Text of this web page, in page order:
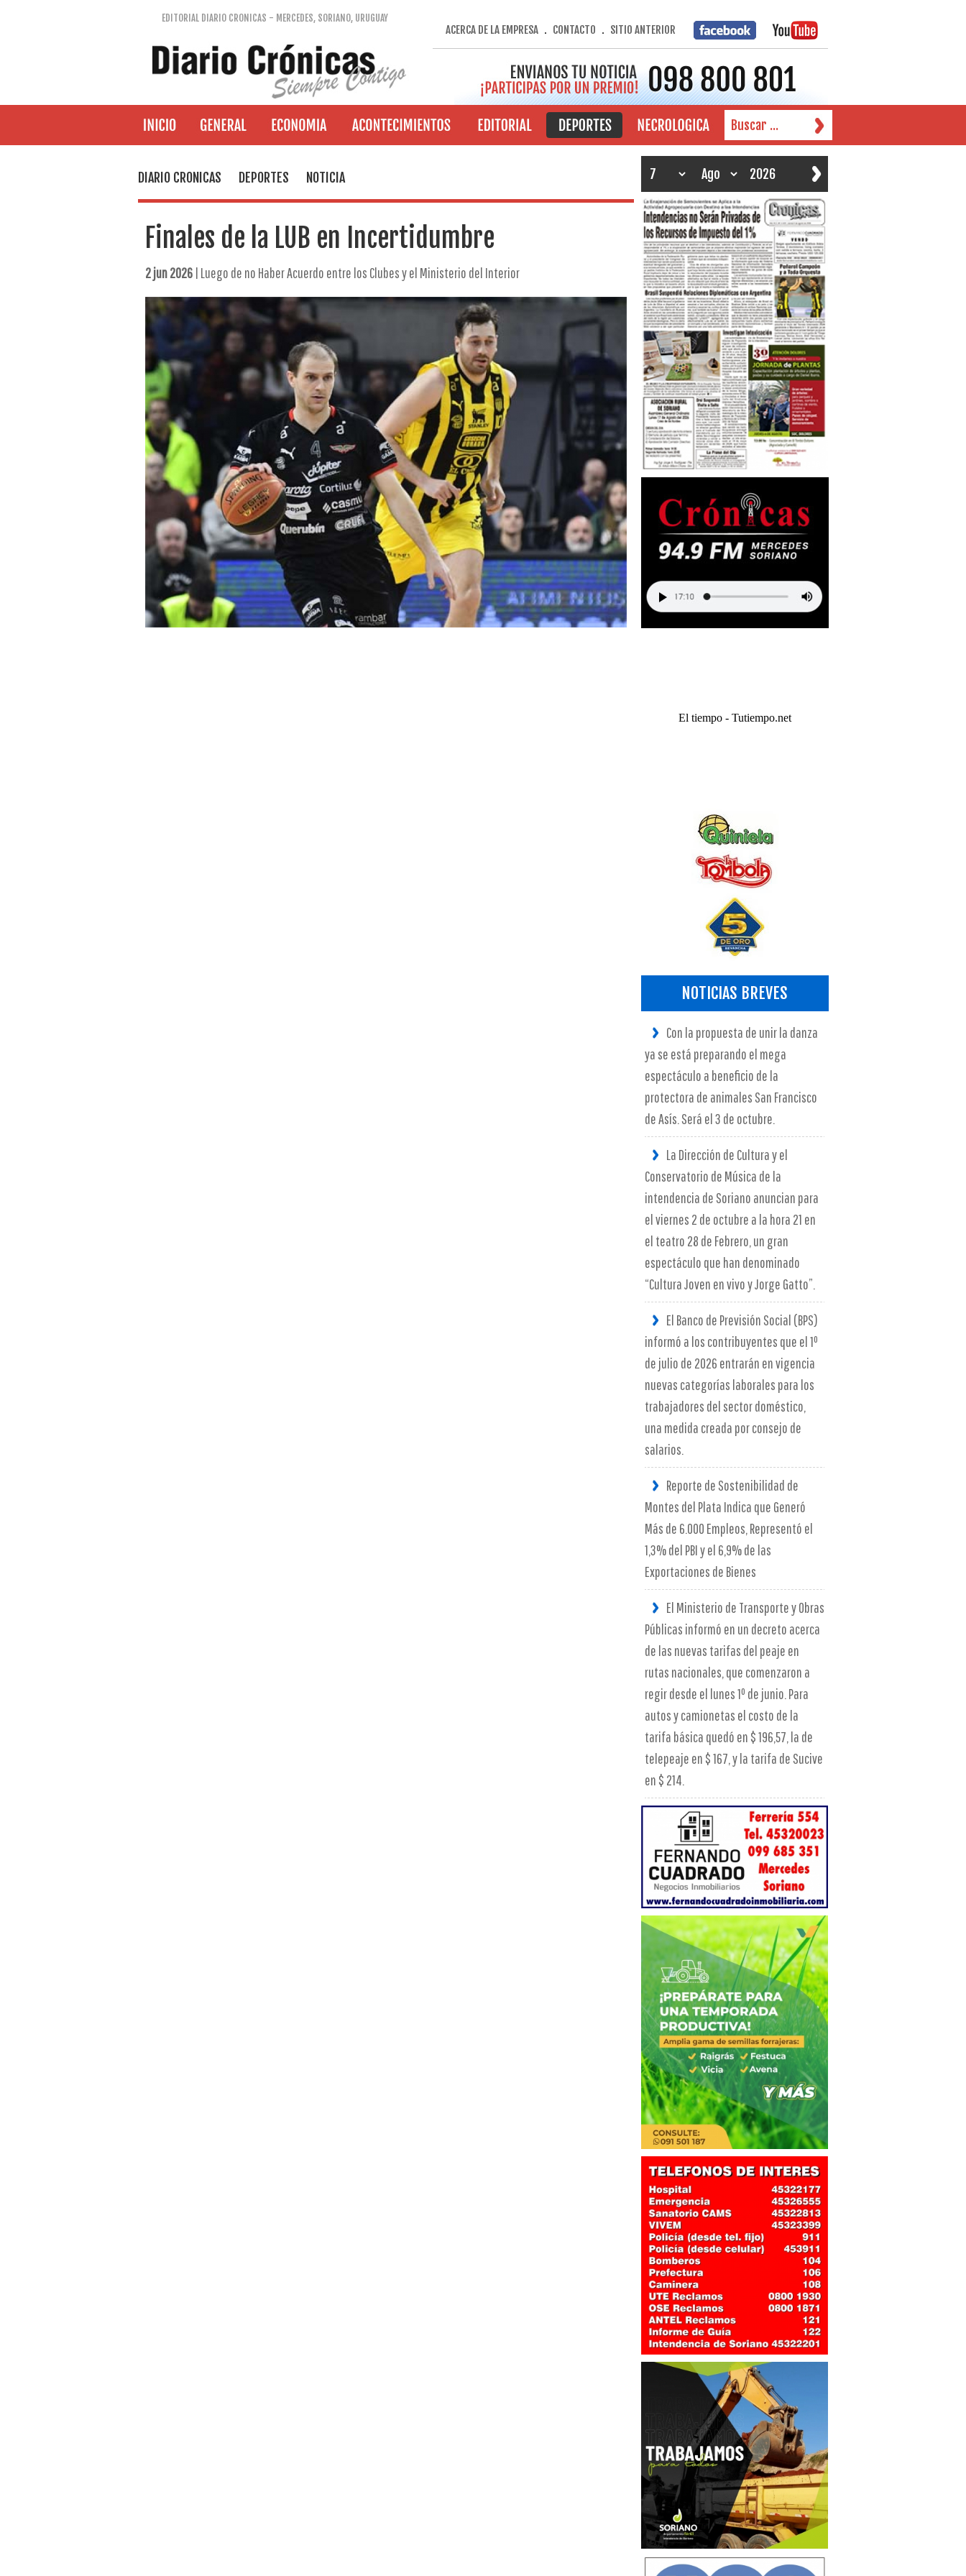
EDITORIAL DIARIO CRONICAS - MERCEDES, SORIANO, URUGUAY
ACERCA DE LA EMPRESA. CONTACTO . SITIO ANTERIOR
DIARIO CRONICAS DEPORTES NOTICIA
Finales de la LUB en Incertidumbre
2 jun 2026| Luego de no Haber Acuerdo entre los Clubes y el Ministerio del Interior
El tiempo - Tutiempo.net
NOTICIAS BREVES
Con la propuesta de unir la danza
ya se está preparando el mega
espectáculo a beneficio de la
protectora de animales San Francisco
de Asís. Será el 3 de octubre.
La Dirección de Cultura y el
Conservatorio de Música de la
intendencia de Soriano anuncian para
el viernes 2 de octubre a la hora 21 en
el teatro 28 de Febrero, un gran
espectáculo que han denominado
“Cultura Joven en vivo y Jorge Gatto”.
El Banco de Previsión Social (BPS)
informó a los contribuyentes que el 1º
de julio de 2026 entrarán en vigencia
nuevas categorías laborales para los
trabajadores del sector doméstico,
una medida creada por consejo de
salarios.
Reporte de Sostenibilidad de
Montes del Plata Indica que Generó
Más de 6.000 Empleos, Representó el
1,3% del PBI y el 6,9% de las
Exportaciones de Bienes
El Ministerio de Transporte y Obras
Públicas informó en un decreto acerca
de las nuevas tarifas del peaje en
rutas nacionales, que comenzaron a
regir desde el lunes 1º de junio. Para
autos y camionetas el costo de la
tarifa básica quedó en $ 196,57, la de
telepeaje en $ 167, y la tarifa de Sucive
en $ 214.